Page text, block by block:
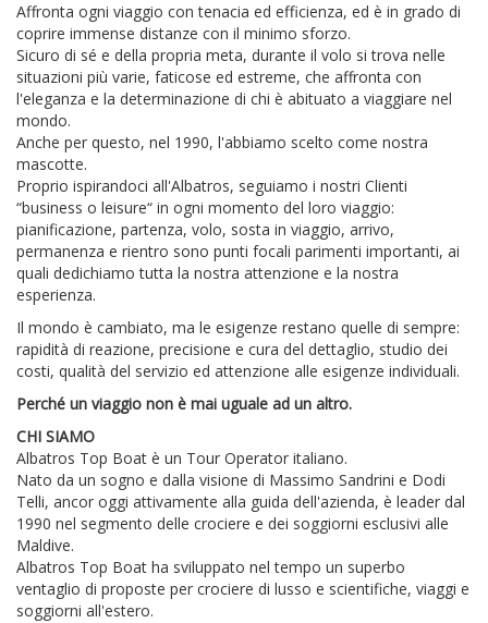
Affronta ogni viaggio con tenacia ed efficienza, ed è in grado di
coprire immense distanze con il minimo sforzo.
Sicuro di sé e della propria meta, durante il volo si trova nelle
situazioni più varie, faticose ed estreme, che affronta con
l'eleganza e la determinazione di chi è abituato a viaggiare nel
mondo.
Anche per questo, nel 1990, l'abbiamo scelto come nostra
mascotte.
Proprio ispirandoci all'Albatros, seguiamo i nostri Clienti
“business o leisure“ in ogni momento del loro viaggio:
pianificazione, partenza, volo, sosta in viaggio, arrivo,
permanenza e rientro sono punti focali parimenti importanti, ai
quali dedichiamo tutta la nostra attenzione e la nostra
esperienza.
Il mondo è cambiato, ma le esigenze restano quelle di sempre:
rapidità di reazione, precisione e cura del dettaglio, studio dei
costi, qualità del servizio ed attenzione alle esigenze individuali.
Perché un viaggio non è mai uguale ad un altro.
CHI SIAMO
Albatros Top Boat è un Tour Operator italiano.
Nato da un sogno e dalla visione di Massimo Sandrini e Dodi
Telli, ancor oggi attivamente alla guida dell'azienda, è leader dal
1990 nel segmento delle crociere e dei soggiorni esclusivi alle
Maldive.
Albatros Top Boat ha sviluppato nel tempo un superbo
ventaglio di proposte per crociere di lusso e scientifiche, viaggi e
soggiorni all'estero.